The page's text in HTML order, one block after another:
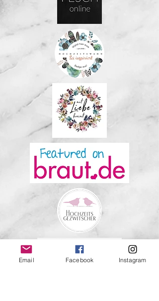
Email Facebook Instagram